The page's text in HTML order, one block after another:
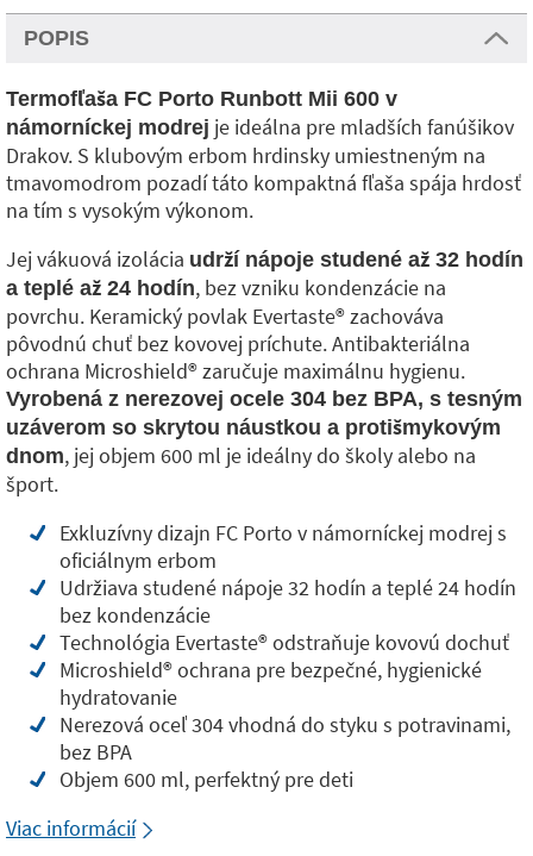
POPIS
Termofľaša FC Porto Runbott Mii 600 v
námorníckej modrej je ideálna pre mladších fanúšikov
Drakov. S klubovým erbom hrdinsky umiestneným na
tmavomodrom pozadí táto kompaktná fľaša spája hrdosť
na tím s vysokým výkonom.
Jej vákuová izolácia udrží nápoje studené až 32 hodín
a teplé až 24 hodín, bez vzniku kondenzácie na
povrchu. Keramický povlak Evertaste®️ zachováva
pôvodnú chuť bez kovovej príchute. Antibakteriálna
ochrana Microshield®️ zaručuje maximálnu hygienu.
Vyrobená z nerezovej ocele 304 bez BPA, s tesným
uzáverom so skrytou náustkou a protišmykovým
dnom, jej objem 600 ml je ideálny do školy alebo na
šport.
Exkluzívny dizajn FC Porto v námorníckej modrej s
oficiálnym erbom
Udržiava studené nápoje 32 hodín a teplé 24 hodín
bez kondenzácie
Technológia Evertaste®️ odstraňuje kovovú dochuť
Microshield®️ ochrana pre bezpečné, hygienické
hydratovanie
Nerezová oceľ 304 vhodná do styku s potravinami,
bez BPA
Objem 600 ml, perfektný pre deti
Viac informácií